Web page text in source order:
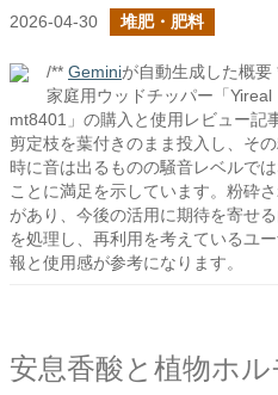
2026-04-30 堆肥・肥料
/** Geminiが自動生成した概要
家庭用ウッドチッパー「
mt8401」の購入と使用レビュー記
剪定枝を葉付きのまま投入し、そ
時に音は出るものの騒音レベルで
ことに満足を示しています。粉砕
があり、今後の活用に期待を寄せ
を処理し、再利用を考えているユ
報と使用感が参考になります。
安息香酸と植物ホ